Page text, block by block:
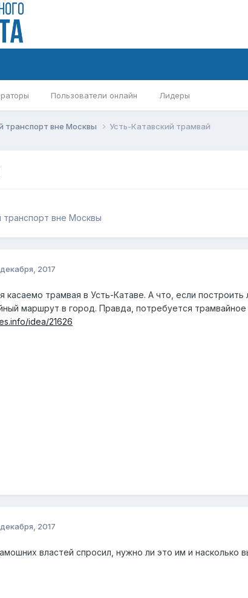
Пользователи онлайн Лидеры
вне Москвы Усть-Катавский трамвай
вне Москвы
2017
касаемо трамвая в Усть-Катаве. А что, если
маршрут в город. Правда, потребуется
idea/21626
2017
властей спросил, нужно ли это им и насколько